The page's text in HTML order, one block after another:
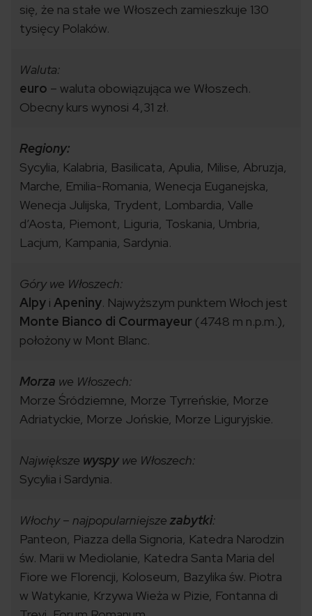
się, że na stałe we Włoszech zamieszkuje 130
tysięcy Polaków.
Waluta:
euro – waluta obowiązująca we Włoszech.
Obecny kurs wynosi 4,31 zł.
Regiony:
Sycylia, Kalabria, Basilicata, Apulia, Milise, Abruzja,
Marche, Emilia-Romania, Wenecja Euganejska,
Wenecja Julijska, Trydent, Lombardia, Valle
d’Aosta, Piemont, Liguria, Toskania, Umbria,
Lacjum, Kampania, Sardynia.
Góry we Włoszech:
Alpy i Apeniny. Najwyższym punktem Włoch jest
Monte Bianco di Courmayeur (4748 m n.p.m.),
położony w Mont Blanc.
Morza we Włoszech:
Morze Śródziemne, Morze Tyrreńskie, Morze
Adriatyckie, Morze Jońskie, Morze Liguryjskie.
Największe wyspywe Włoszech:
Sycylia i Sardynia.
Włochy – najpopularniejsze zabytki:
Panteon, Piazza della Signoria, Katedra Narodzin
św. Marii w Mediolanie, Katedra Santa Maria del
Fiore we Florencji, Koloseum, Bazylika św. Piotra
w Watykanie, Krzywa Wieża w Pizie, Fontanna di